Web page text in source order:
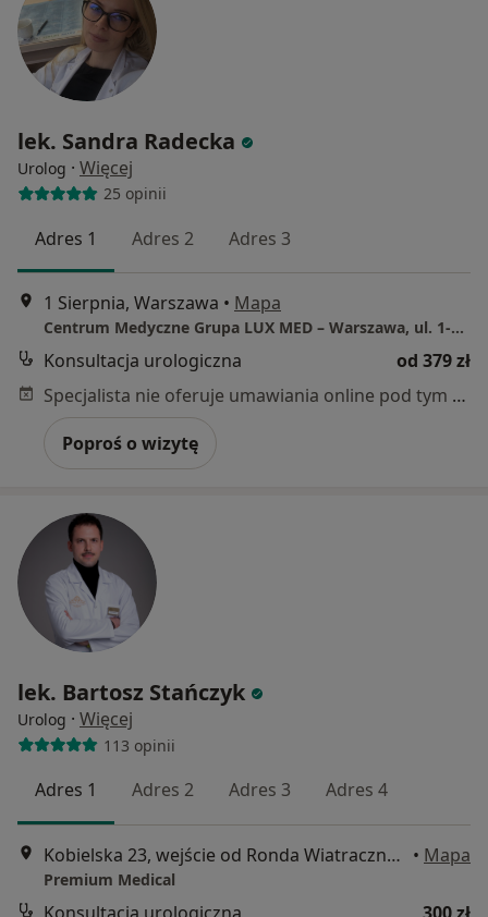
lek. Sandra Radecka
Urolog · Więcej
25 opinii
Adres 1 Adres 2 Adres 3
1 Sierpnia, Warszawa • Mapa
Centrum Medyczne Grupa LUX MED – Warszawa, ul. 1-go Sierpnia 8
Konsultacja urologiczna
od 379 zł
Specjalista nie oferuje umawiania online pod tym adresem.
Poproś o wizytę
lek. Bartosz Stańczyk
Urolog · Więcej
113 opinii
Adres 1 Adres 2 Adres 3 Adres 4
Kobielska 23, wejście od Ronda Wiatraczna, Galeria Grochów, Warszawa • Mapa
Premium Medical